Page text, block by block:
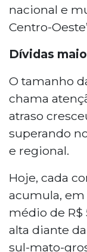
nacional e
Centro-
Dívidas
O tamanho
chama
atraso
superando
e regional.
Hoje, cada
acumula,
médio de R$
alta diante
sul-mato-